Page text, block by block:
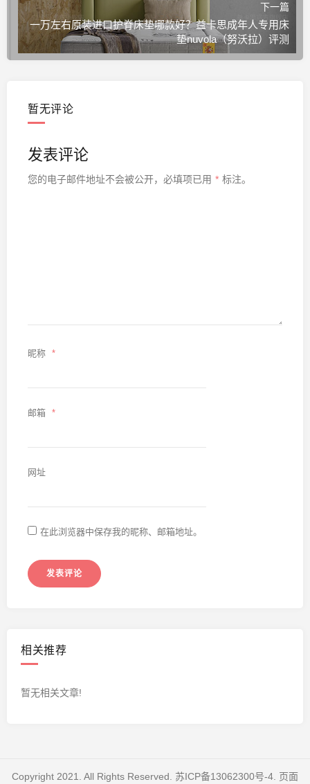
下一篇
一万左右原装进口护脊床垫哪款好？益卡思成年人专用床
垫nuvola（努沃拉）评测
暂无评论
发表评论
您的电子邮件地址不会被公开， 必填项已用 * 标注。
昵称 *
邮箱 *
网址
在此浏览器中保存我的昵称、邮箱地址。
相关推荐
暂无相关文章!
Copyright 2021. All Rights Reserved. 苏ICP备13062300号-4 . 页面